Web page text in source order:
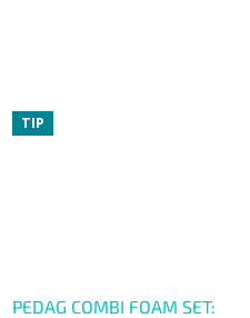
TIP
PEDAG COMBI FOAM SET: